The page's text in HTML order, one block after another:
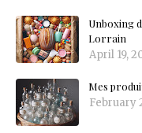
Unboxing
Lorrain
April 19,
Mes
February